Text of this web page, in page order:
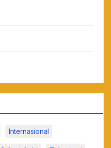
Internasional